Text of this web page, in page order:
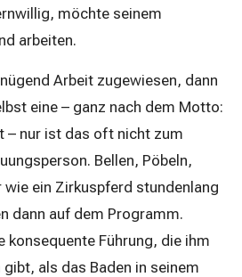
möchte seinem
arbeiten.
Arbeit zugewiesen, dann
eine – ganz nach dem Motto:
– nur ist das oft nicht zum
Bellen, Pöbeln,
ein Zirkuspferd stundenlang
dann auf dem Programm.
konsequente Führung, die ihm
als das Baden in seinem